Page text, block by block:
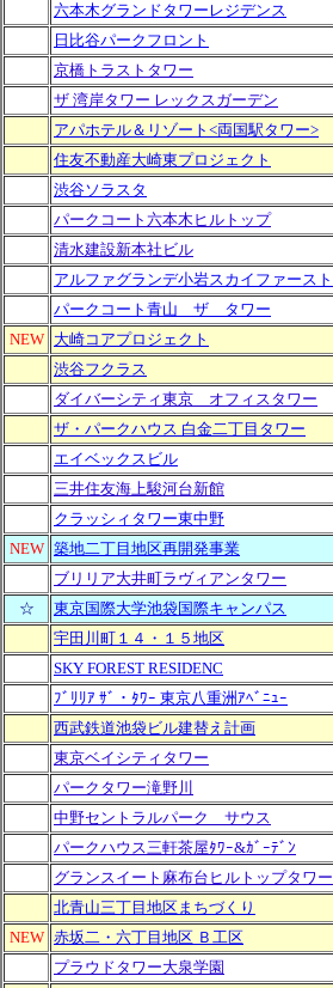
六本木グランドタワーレジデンス
日比谷パークフロント
京橋トラストタワー
ザ 湾岸タワー レックスガーデン
アパホテル＆リゾート<両国駅タワー>
住友不動産大崎東プロジェクト
渋谷ソラスタ
パークコート六本木ヒルトップ
清水建設新本社ビル
アルファグランデ小岩スカイファースト
パークコート青山 ザ タワー
NEW
大崎コアプロジェクト
渋谷フクラス
ダイバーシティ東京 オフィスタワー
ザ・パークハウス 白金二丁目タワー
エイベックスビル
三井住友海上駿河台新館
クラッシィタワー東中野
NEW 築地二丁目地区再開発事業
ブリリア大井町ラヴィアンタワー
☆
東京国際大学池袋国際キャンパス
宇田川町１４・１５地区
SKY FOREST RESIDENC
ﾌﾞﾘﾘｱ ｻﾞ・ﾀﾜｰ 東京八重洲ｱﾍﾞﾆｭｰ
西武鉄道池袋ビル建替え計画
東京ベイシティタワー
パークタワー滝野川
中野セントラルパーク サウス
パークハウス三軒茶屋ﾀﾜｰ&ｶﾞｰﾃﾞﾝ
グランスイート麻布台ヒルトップタワー
北青山三丁目地区まちづくり
NEW 赤坂二・六丁目地区 Ｂ工区
プラウドタワー大泉学園